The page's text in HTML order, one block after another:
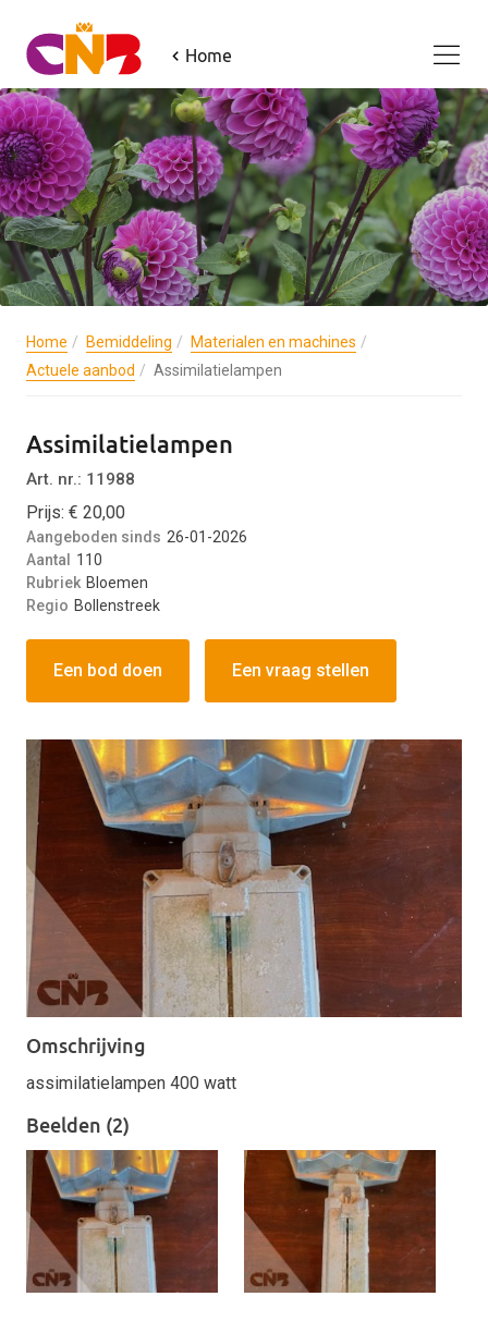
Home
Home Bemiddeling
Materialen en machines
Actuele aanbod
Assimilatielampen
Assimilatielampen
Art. nr.: 11988
Prijs: € 20,00
Aangeboden sinds 26-01-2026
Aantal
110
Rubriek Bloemen
Regio Bollenstreek
Een bod doen Een vraag stellen
Omschrijving
assimilatielampen 400 watt
Beelden (2)